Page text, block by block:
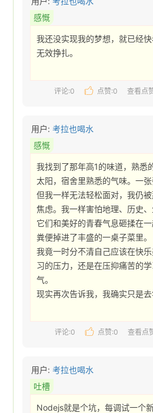
感慨
我还没实现我的梦想，就已经
无效挣扎。
评论:0 点赞:0 查看点
用户:考拉也喝水
感慨
我找到了那年高1的味道，熟悉
太阳，宿舍里熟悉的气味。一张
但我一样无法轻松面对，我仍
焦虑。我一样害怕地理、历史、
它们和美好的青春气息砸揉在
粪便掉进了丰盛的一桌子菜里。
我竟一时分不清自己应该在快
习的压力，还是在压抑痛苦的
气。
现实再次告诉我，我确实只是
评论:0 点赞:0 查看点
用户:考拉也喝水
吐槽
Nodejs就是个坑，每调试一个